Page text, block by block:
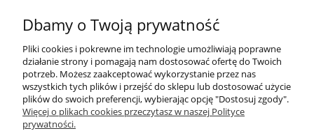
Dbamy o Twoją prywatność
Pliki cookies i pokrewne im technologie umożliwiają poprawne
działanie strony i pomagają nam dostosować ofertę do Twoich
potrzeb. Możesz zaakceptować wykorzystanie przez nas
wszystkich tych plików i przejść do sklepu lub dostosować użycie
plików do swoich preferencji, wybierając opcję "Dostosuj zgody".
Więcej o plikach cookies przeczytasz w naszej Polityce
prywatności.